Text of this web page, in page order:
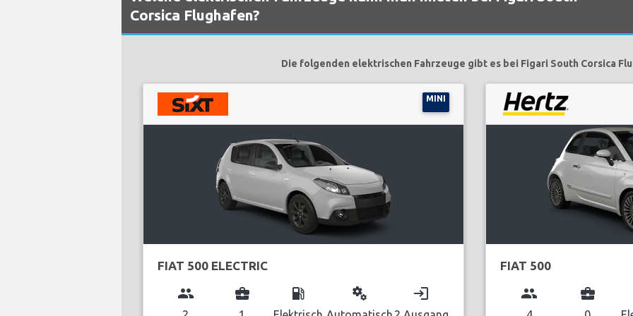
Corsica Flughafen?
Die folgenden elektrischen Fahrzeuge gibt es bei Figari South Corsica
MINI
FIAT 500 ELECTRIC
group business_center local_gas_station miscellaneous_services login
FIAT 500
group business_center